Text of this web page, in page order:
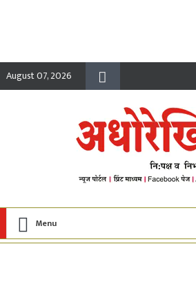
August 07, 2026
Menu